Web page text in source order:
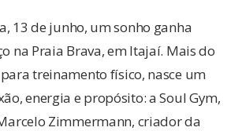
13 de junho, um sonho ganha
na Praia Brava, em Itajaí. Mais do
treinamento físico, nasce um
energia e propósito: a Soul Gym,
Zimmermann, criador da